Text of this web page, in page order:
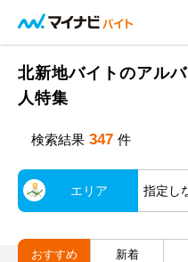
北新地バイトのアル
人特集
検索結果 347 件
エリア 指定し
おすすめ 新着